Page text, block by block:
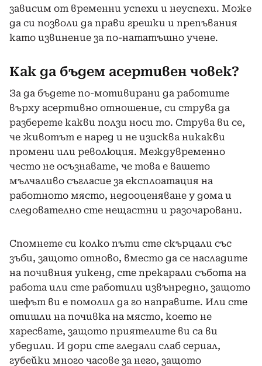
зависим от временни успехи и неуспехи. Може
да си позволи да прави грешки и препъвания
като извинение за по-нататъшно учене.
Как да бъдем асертивен човек?
За да бъдете по-мотивирани да работите
върху асертивно отношение, си струва да
разберете какви ползи носи то. Струва ви се,
че животът е наред и не изисква никакви
промени или революция. Междувременно
често не осъзнавате, че това е вашето
мълчаливо съгласие за експлоатация на
работното място, недооценяване у дома и
следователно сте нещастни и разочаровани.
Спомнете си колко пъти сте скърцали със
зъби, защото отново, вместо да се насладите
на почивния уикенд, сте прекарали събота на
работа или сте работили извънредно, защото
шефът ви е помолил да го направите. Или сте
отишли ​​на почивка на място, което не
харесвате, защото приятелите ви са ви
убедили. И дори сте гледали слаб сериал,
губейки много часове за него, защото